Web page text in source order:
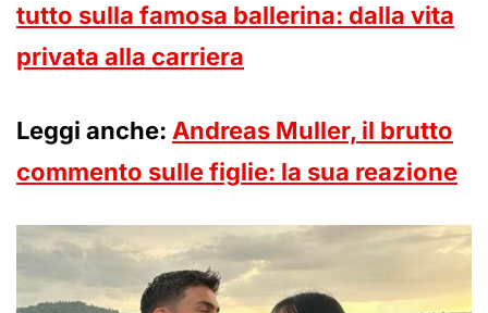
tutto sulla famosa ballerina: dalla vita
privata alla carriera
Leggi anche: Andreas Muller, il brutto
commento sulle figlie: la sua reazione